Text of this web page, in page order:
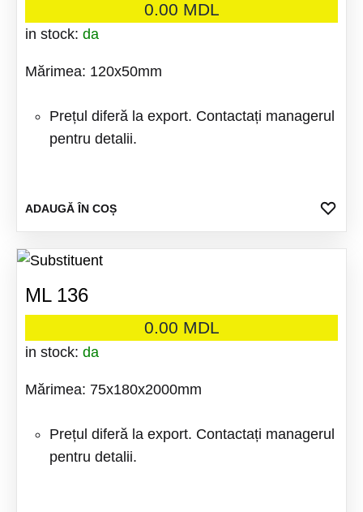
0.00 MDL
in stock: da
Mărimea: 120x50mm
Prețul diferă la export. Contactați managerul
pentru detalii.
ADAUGĂ ÎN COȘ
ML 136
0.00 MDL
in stock: da
Mărimea: 75x180x2000mm
Prețul diferă la export. Contactați managerul
pentru detalii.